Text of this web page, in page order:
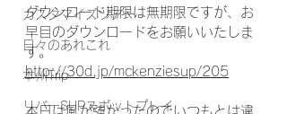
カスタマイズツアー
日々のあれこれ
本州Trip
リバーSUPスポットプレイ
ダウンロード期限は無期限ですが、お
早目のダウンロードをお願いいたしま
す。
http://30d.jp/mckenziesup/205
本日は風が強かったのでいつもとは違